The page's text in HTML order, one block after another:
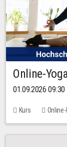
Online-
01.09.2026
Kurs